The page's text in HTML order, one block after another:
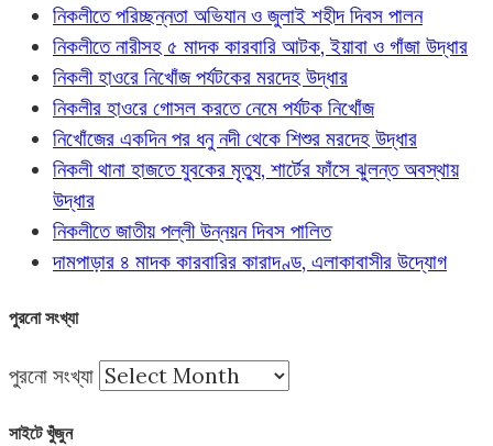
নিকলীতে পরিচ্ছন্নতা অভিযান ও জুলাই শহীদ দিবস পালন
নিকলীতে নারীসহ ৫ মাদক কারবারি আটক, ইয়াবা ও গাঁজা উদ্ধার
নিকলী হাওরে নিখোঁজ পর্যটকের মরদেহ উদ্ধার
নিকলীর হাওরে গোসল করতে নেমে পর্যটক নিখোঁজ
নিখোঁজের একদিন পর ধনু নদী থেকে শিশুর মরদেহ উদ্ধার
নিকলী থানা হাজতে যুবকের মৃত্যু, শার্টের ফাঁসে ঝুলন্ত অবস্থায়
উদ্ধার
নিকলীতে জাতীয় পল্লী উন্নয়ন দিবস পালিত
দামপাড়ার ৪ মাদক কারবারির কারাদণ্ড, এলাকাবাসীর উদ্যোগ
পুরনো সংখ্যা
পুরনো সংখ্যা
সাইটে খুঁজুন